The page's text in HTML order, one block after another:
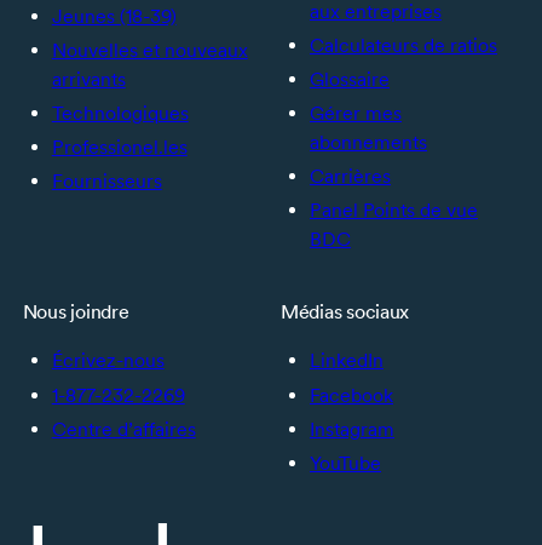
Jeunes (18-39)
Nouvelles et nouveaux
arrivants
Technologiques
Professionel.les
Fournisseurs
aux entreprises
Calculateurs de ratios
Glossaire
Gérer mes
abonnements
Carrières
Panel Points de vue
BDC
Nous joindre
Écrivez-nous
1-877-232-2269
Centre d’affaires
Médias sociaux
LinkedIn
Facebook
Instagram
YouTube